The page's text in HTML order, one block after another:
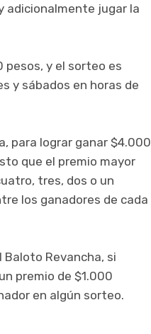
adicionalmente jugar la
pesos, y el sorteo es
y sábados en horas de
para lograr ganar $4.000
que el premio mayor
tres, dos o un
los ganadores de cada
Revancha, si
premio de $1.000
en algún sorteo.